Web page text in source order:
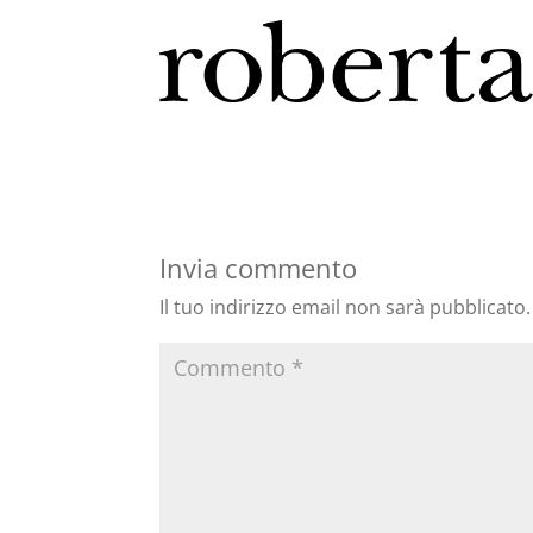
Invia commento
Il tuo indirizzo email non sarà pubblicato.